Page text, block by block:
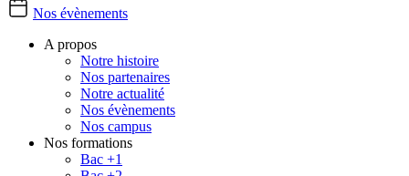
Nos évènements
A propos
Notre histoire
Nos partenaires
Notre actualité
Nos évènements
Nos campus
Nos formations
Bac +1